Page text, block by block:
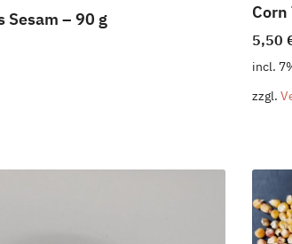
Sesam – 90 g
5,50
incl.
zzgl.